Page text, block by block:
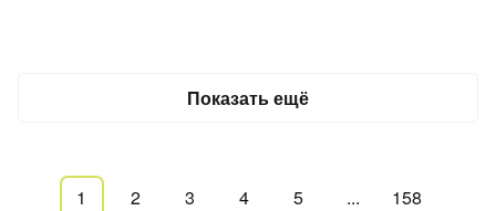
Показать ещё
1 2 3 4 5 ... 158